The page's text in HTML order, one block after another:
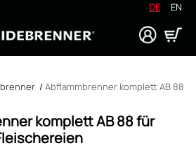
DE EN
Suche
/ Abflammbrenner komplett AB 88
komplett AB 88 für